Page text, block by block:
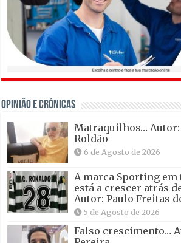
OPINIÃO E CRÓNICAS
Matraquilhos… Autor:
Roldão
6 de Agosto de 2026
A marca Sporting em
está a crescer atrás
Autor: Paulo Freitas
5 de Agosto de 2026
Falso crescimento…